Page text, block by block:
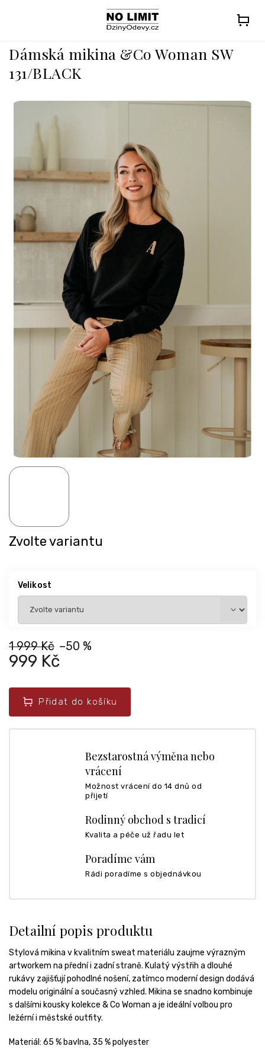
Dámská mikina &Co Woman SW
131/BLACK
1 999 Kč –50 %
999 Kč
Zvolte variantu
Velikost
Přidat do košíku
Bezstarostná výměna nebo
vrácení
Možnost vrácení do 14 dnů od
přijetí
Rodinný obchod s tradicí
Kvalita a péče už řadu let
Poradíme vám
Rádi poradíme s objednávkou
Detailní popis produktu
Stylová mikina v kvalitním sweat materiálu zaujme výrazným
artworkem na přední i zadní straně. Kulatý výstřih a dlouhé
rukávy zajišťují pohodlné nošení, zatímco moderní design dodává
modelu originální a současný vzhled. Mikina se snadno kombinuje
s dalšími kousky kolekce & Co Woman a je ideální volbou pro
ležérní i městské outfity.
Materiál: 65 % bavlna, 35 % polyester